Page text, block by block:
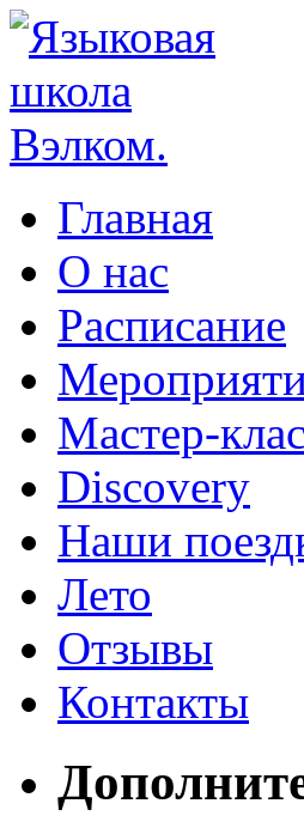
Главная
О нас
Расписание
Мастер-
Discovery
Наши
Лето
Отзывы
Контакты